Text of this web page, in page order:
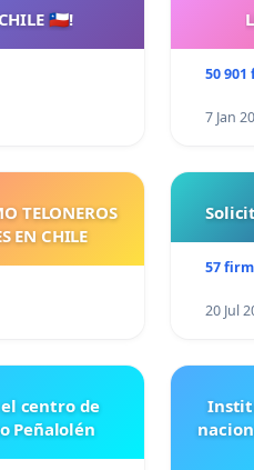
la consulta pública como
así como mecanismos
que se haga
de violencia sexual en el
o deseas obtener más
🇨🇱!
50
7 Jan
TELONEROS
EN CHILE
57
20 Jul
centro de
Peñalolén